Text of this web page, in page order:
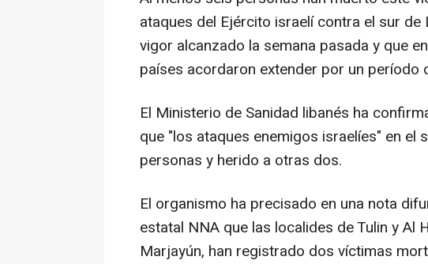
ataques del Ejército israelí contra el sur
vigor alcanzado la semana pasada y que
países acordaron extender por un período
El Ministerio de Sanidad libanés ha
que "los ataques enemigos israelíes" en el
personas y herido a otras dos.
El organismo ha precisado en una nota
estatal NNA que las localides de Tulin y Al
Marjayún, han registrado dos víctimas